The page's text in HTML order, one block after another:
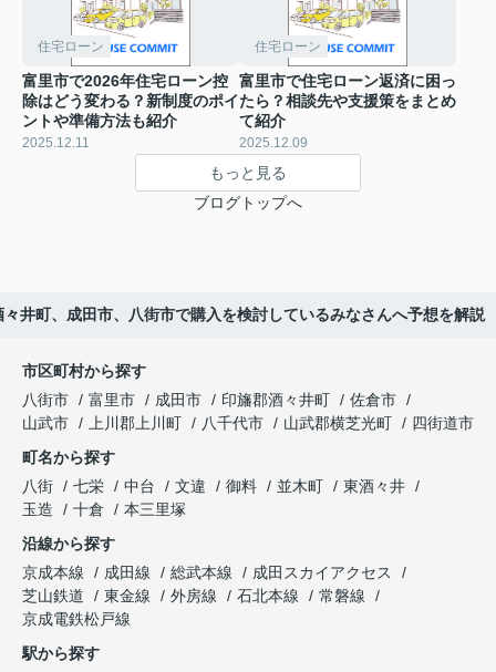
住宅ローン
富里市で2026年住宅ローン控
除はどう変わる？新制度のポイ
ントや準備方法も紹介
2025.12.11
住宅ローン
富里市で住宅ローン返済に困っ
たら？相談先や支援策をまとめ
て紹介
2025.12.09
もっと見る
ブログトップへ
井町、成田市、八街市で購入を検討しているみなさんへ予想を解説
市区町村から探す
八街市
富里市 成田市 印旛郡酒々井町
佐倉市
山武市
上川郡上川町 八千代市 山武郡横芝光町
四街道市
町名から探す
八街
七栄 中台 文違 御料 並木町
東酒々井
玉造
十倉
本三里塚
沿線から探す
京成本線
成田線 総武本線
成田スカイアクセス
芝山鉄道
東金線 外房線 石北本線
常磐線
京成電鉄松戸線
駅から探す